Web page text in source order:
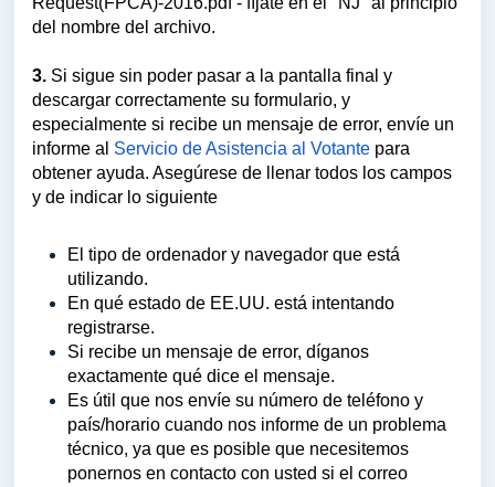
del nombre del archivo.
3. Si sigue sin poder pasar a la pantalla final y
descargar correctamente su formulario, y
especialmente si recibe un mensaje de error, envíe un
informe al Servicio de Asistencia al Votante para
obtener ayuda. Asegúrese de llenar todos los campos
y de indicar lo siguiente
El tipo de ordenador y navegador que está
utilizando.
En qué estado de EE.UU. está intentando
registrarse.
Si recibe un mensaje de error, díganos
exactamente qué dice el mensaje.
Es útil que nos envíe su número de teléfono y
país/horario cuando nos informe de un problema
técnico, ya que es posible que necesitemos
ponernos en contacto con usted si el correo